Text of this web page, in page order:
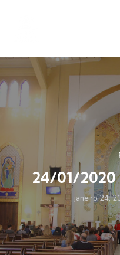
24/01/2020
janeiro 24,